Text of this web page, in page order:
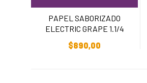
PAPEL SABORIZADO
ELECTRIC GRAPE 1.1/4
$890,00